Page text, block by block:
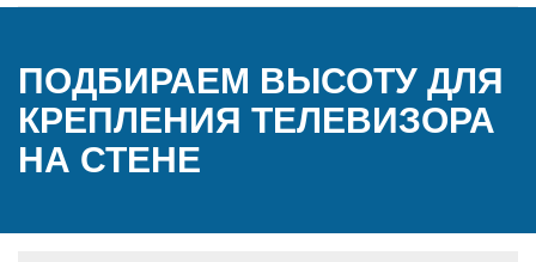
ПОДБИРАЕМ ВЫСОТУ ДЛЯ
КРЕПЛЕНИЯ ТЕЛЕВИЗОРА
НА СТЕНЕ